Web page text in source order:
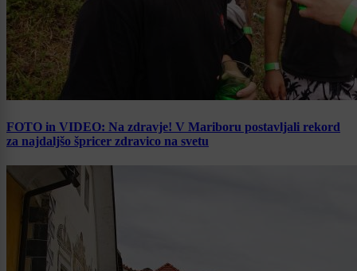
FOTO in VIDEO: Na zdravje! V Mariboru postavljali rekord
za najdaljšo špricer zdravico na svetu